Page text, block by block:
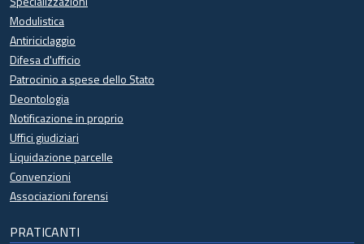
Modulistica
Antiriciclaggio
Difesa d'ufficio
Patrocinio a spese dello Stato
Deontologia
Notificazione in proprio
Uffici giudiziari
Liquidazione parcelle
Convenzioni
Associazioni forensi
PRATICANTI